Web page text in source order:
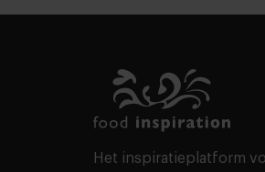
Het inspiratieplatform